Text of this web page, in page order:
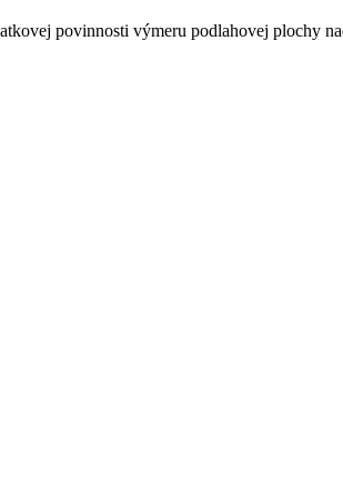
povinnosti výmeru podlahovej plochy